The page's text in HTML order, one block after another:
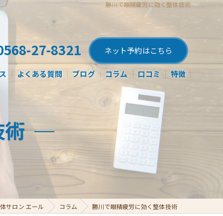
勝川で眼精疲労に効く整体技術
27-8321 ネット予約はこちら
よくある質問 ブログ コラム 口コミ 特徴
骨盤矯正
サロン エール コラム 勝川で眼精疲労に効く整体技術